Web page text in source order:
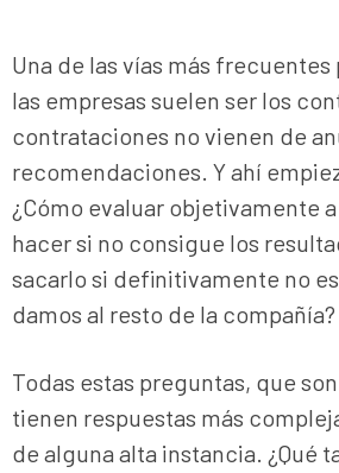
Una de las vías más
las empresas suelen ser los
contrataciones no vienen de
recomendaciones. Y ahí
¿Cómo evaluar objetivamente
hacer si no consigue los
sacarlo si definitivamente no
damos al resto de la
Todas estas preguntas, que
tienen respuestas más
de alguna alta instancia. ¿Qué